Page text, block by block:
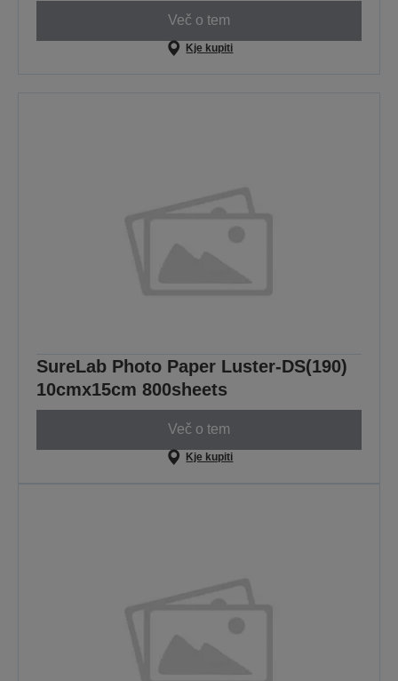
Več o tem
Kje kupiti
SureLab Photo Paper Luster-DS(190)
10cmx15cm 800sheets
Več o tem
Kje kupiti